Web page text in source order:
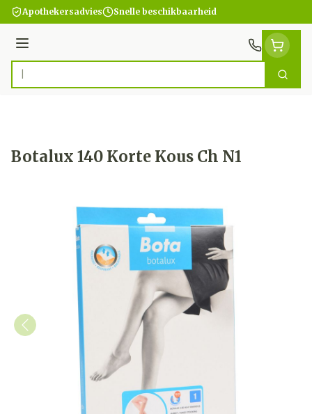
Ga naar de inhoud
Apothekersadvies Snelle beschikbaarheid
Menu
Product, merk, categorie... Zoek
Botalux 140 Korte Kous Ch N1